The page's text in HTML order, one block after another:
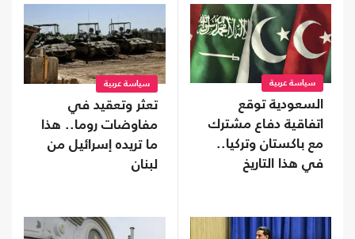
سياسة عربية
السعودية توقع
اتفاقية دفاع مشترك
مع باكستان وتركيا..
في هذا التاريخ
سياسة عربية
تعثر وتعقيد في
مفاوضات روما.. هذا
ما تريده إسرائيل من
لبنان